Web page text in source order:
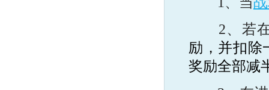
2、若在
励，并扣除
奖励全部减